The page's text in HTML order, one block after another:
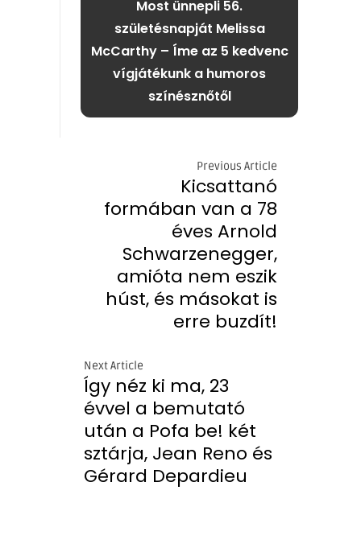
Most ünnepli 56.
születésnapját Melissa
McCarthy – Íme az 5 kedvenc
vígjátékunk a humoros
színésznőtől
Previous Article
Kicsattanó
formában van a 78
éves Arnold
Schwarzenegger,
amióta nem eszik
húst, és másokat is
erre buzdít!
Next Article
Így néz ki ma, 23
évvel a bemutató
után a Pofa be! két
sztárja, Jean Reno és
Gérard Depardieu